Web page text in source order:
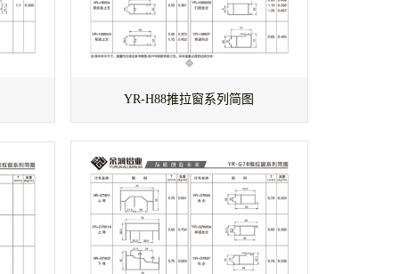
YR-H88推拉窗系列简图